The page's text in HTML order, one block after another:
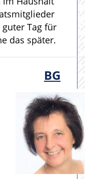
Tag für
das später.
BG